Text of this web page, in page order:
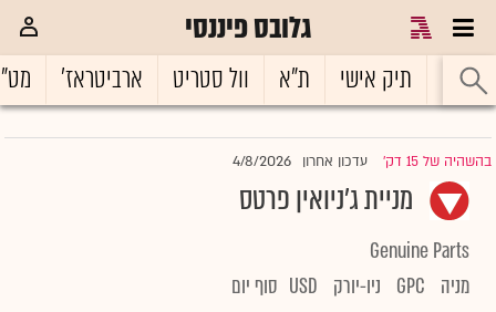
גלובס פיננסי
ראשי תיק אישי ת"א וול סטריט ארביטראז'
בהשהיה של 15 דק' |עדכון אחרון 4/8/2026
מניית ג'ניואין פרטס
Genuine Parts
מניה
GPC ניו-יורק USD סוף יום